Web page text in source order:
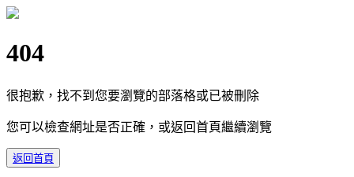
404
很抱歉，找不到您要瀏覽的部落格或已被刪除
您可以檢查網址是否正確，或返回首頁繼續瀏覽
返回首頁